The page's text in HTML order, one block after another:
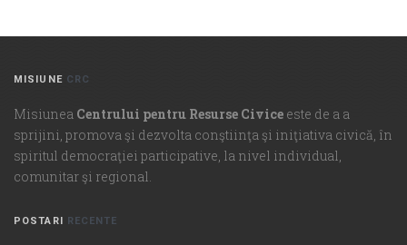
MISIUNE CRC
Misiunea Centrului pentru Resurse Civice este de a a
sprijini, promova şi dezvolta conştiinţa şi iniţiativa civică, în
spiritul democraţiei participative, la nivel individual,
comunitar şi regional.
POSTARI RECENTE